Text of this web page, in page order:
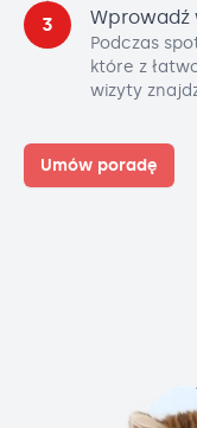
3 Wprowadź
Podczas
które z
wizyty
Umów poradę